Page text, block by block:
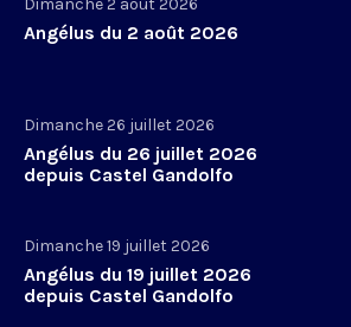
Dimanche 2 août 2026
Angélus du 2 août 2026
Dimanche 26 juillet 2026
Angélus du 26 juillet 2026
depuis Castel Gandolfo
Dimanche 19 juillet 2026
Angélus du 19 juillet 2026
depuis Castel Gandolfo